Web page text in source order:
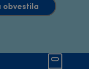
obvestila